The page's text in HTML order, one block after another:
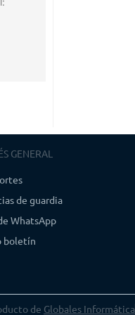
GENERAL
de guardia
WhatsApp
boletín
de Globales Informática